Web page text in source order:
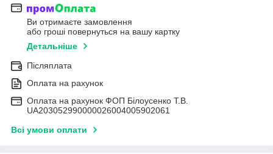
Ви отримаєте замовлення
або гроші повернуться на вашу картку
Детальніше
Післяплата
Оплата на рахунок
Оплата на рахунок ФОП Білоусенко Т.В.
UA203052990000026004005902061
Всі умови оплати